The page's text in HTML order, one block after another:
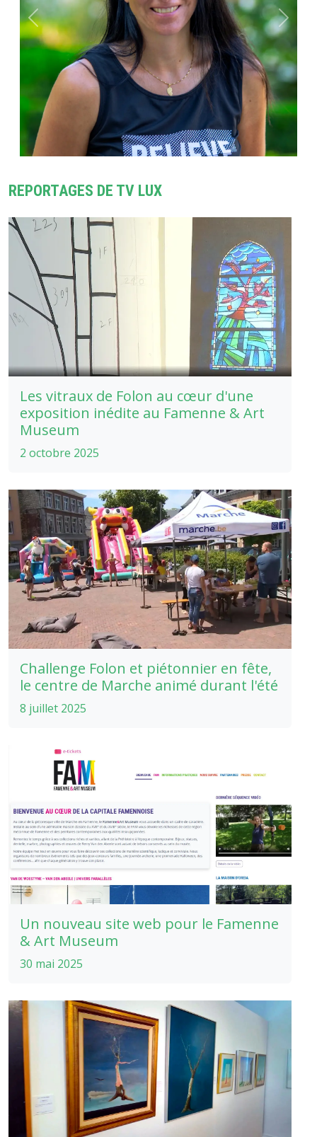
Précédent Suivant
REPORTAGES DE TV LUX
Les vitraux de Folon au cœur d'une
exposition inédite au Famenne & Art
Museum
2 octobre 2025
Challenge Folon et piétonnier en fête,
le centre de Marche animé durant l'été
8 juillet 2025
Un nouveau site web pour le Famenne
& Art Museum
30 mai 2025